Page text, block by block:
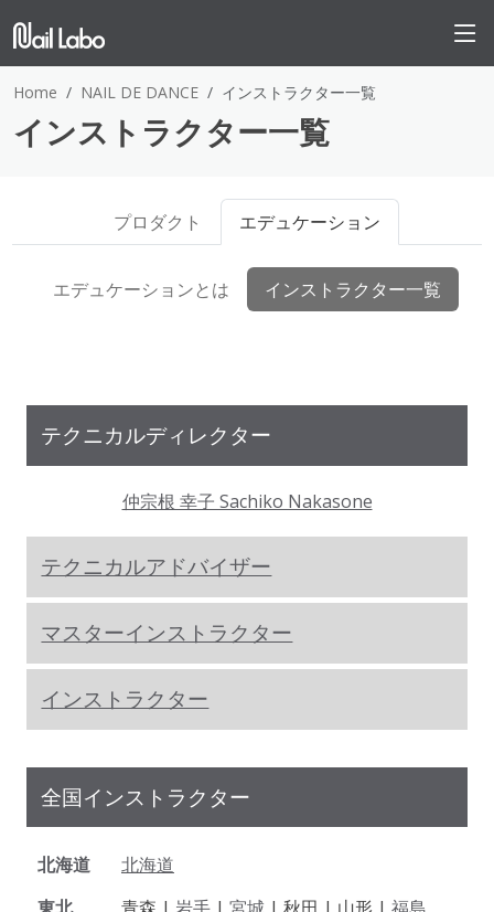
Home NAIL DE DANCE インストラクター一覧
インストラクター一覧
プロダクト エデュケーション
エデュケーションとは インストラクター一覧
テクニカルディレクター
仲宗根 幸子 Sachiko Nakasone
テクニカルアドバイザー
マスターインストラクター
インストラクター
全国インストラクター
北海道
北海道